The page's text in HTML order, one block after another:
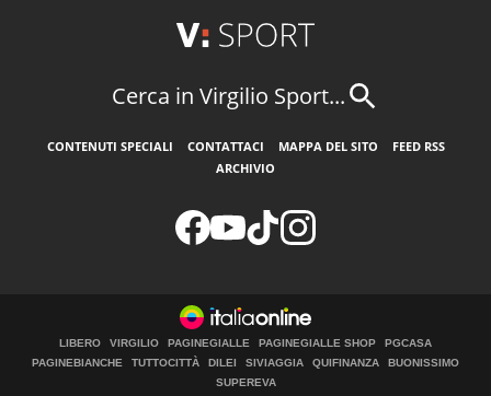
Cerca in Virgilio Sport...
CONTENUTI SPECIALI CONTATTACI MAPPA DEL SITO
FEED RSS
ARCHIVIO
LIBERO VIRGILIO PAGINEGIALLE PAGINEGIALLE SHOP
PGCASA
PAGINEBIANCHE
TUTTOCITTÀ DILEI SIVIAGGIA QUIFINANZA
BUONISSIMO
SUPEREVA